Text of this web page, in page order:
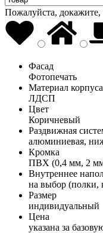
Пожалуйста,
Фасад
Фотопечать
Материал корпуса
ЛДСП
Цвет
Коричневый
Раздвижная
алюминиевая,
Кромка
ПВХ (0,4 мм, 2
Внутреннее
на выбор (полки,
Размер
индивидуальный
Цена
указана за